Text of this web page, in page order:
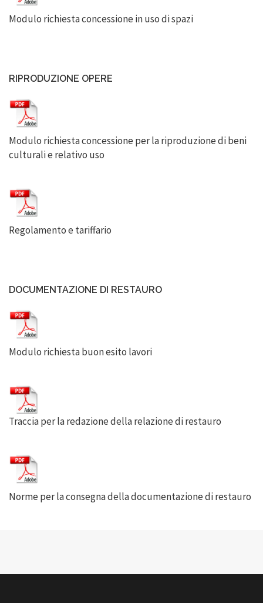
Modulo richiesta concessione in uso di spazi
RIPRODUZIONE OPERE
Modulo richiesta concessione per la riproduzione di beni
culturali e relativo uso
Regolamento e tariffario
DOCUMENTAZIONE DI RESTAURO
Modulo richiesta buon esito lavori
Traccia per la redazione della relazione di restauro
Norme per la consegna della documentazione di restauro